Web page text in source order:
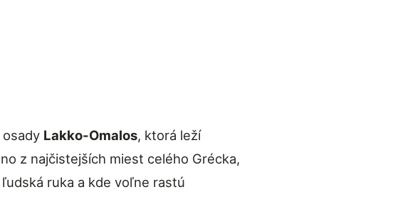
osady Lakko-Omalos, ktorá leží
z najčistejších miest celého Grécka,
ruka a kde voľne rastú